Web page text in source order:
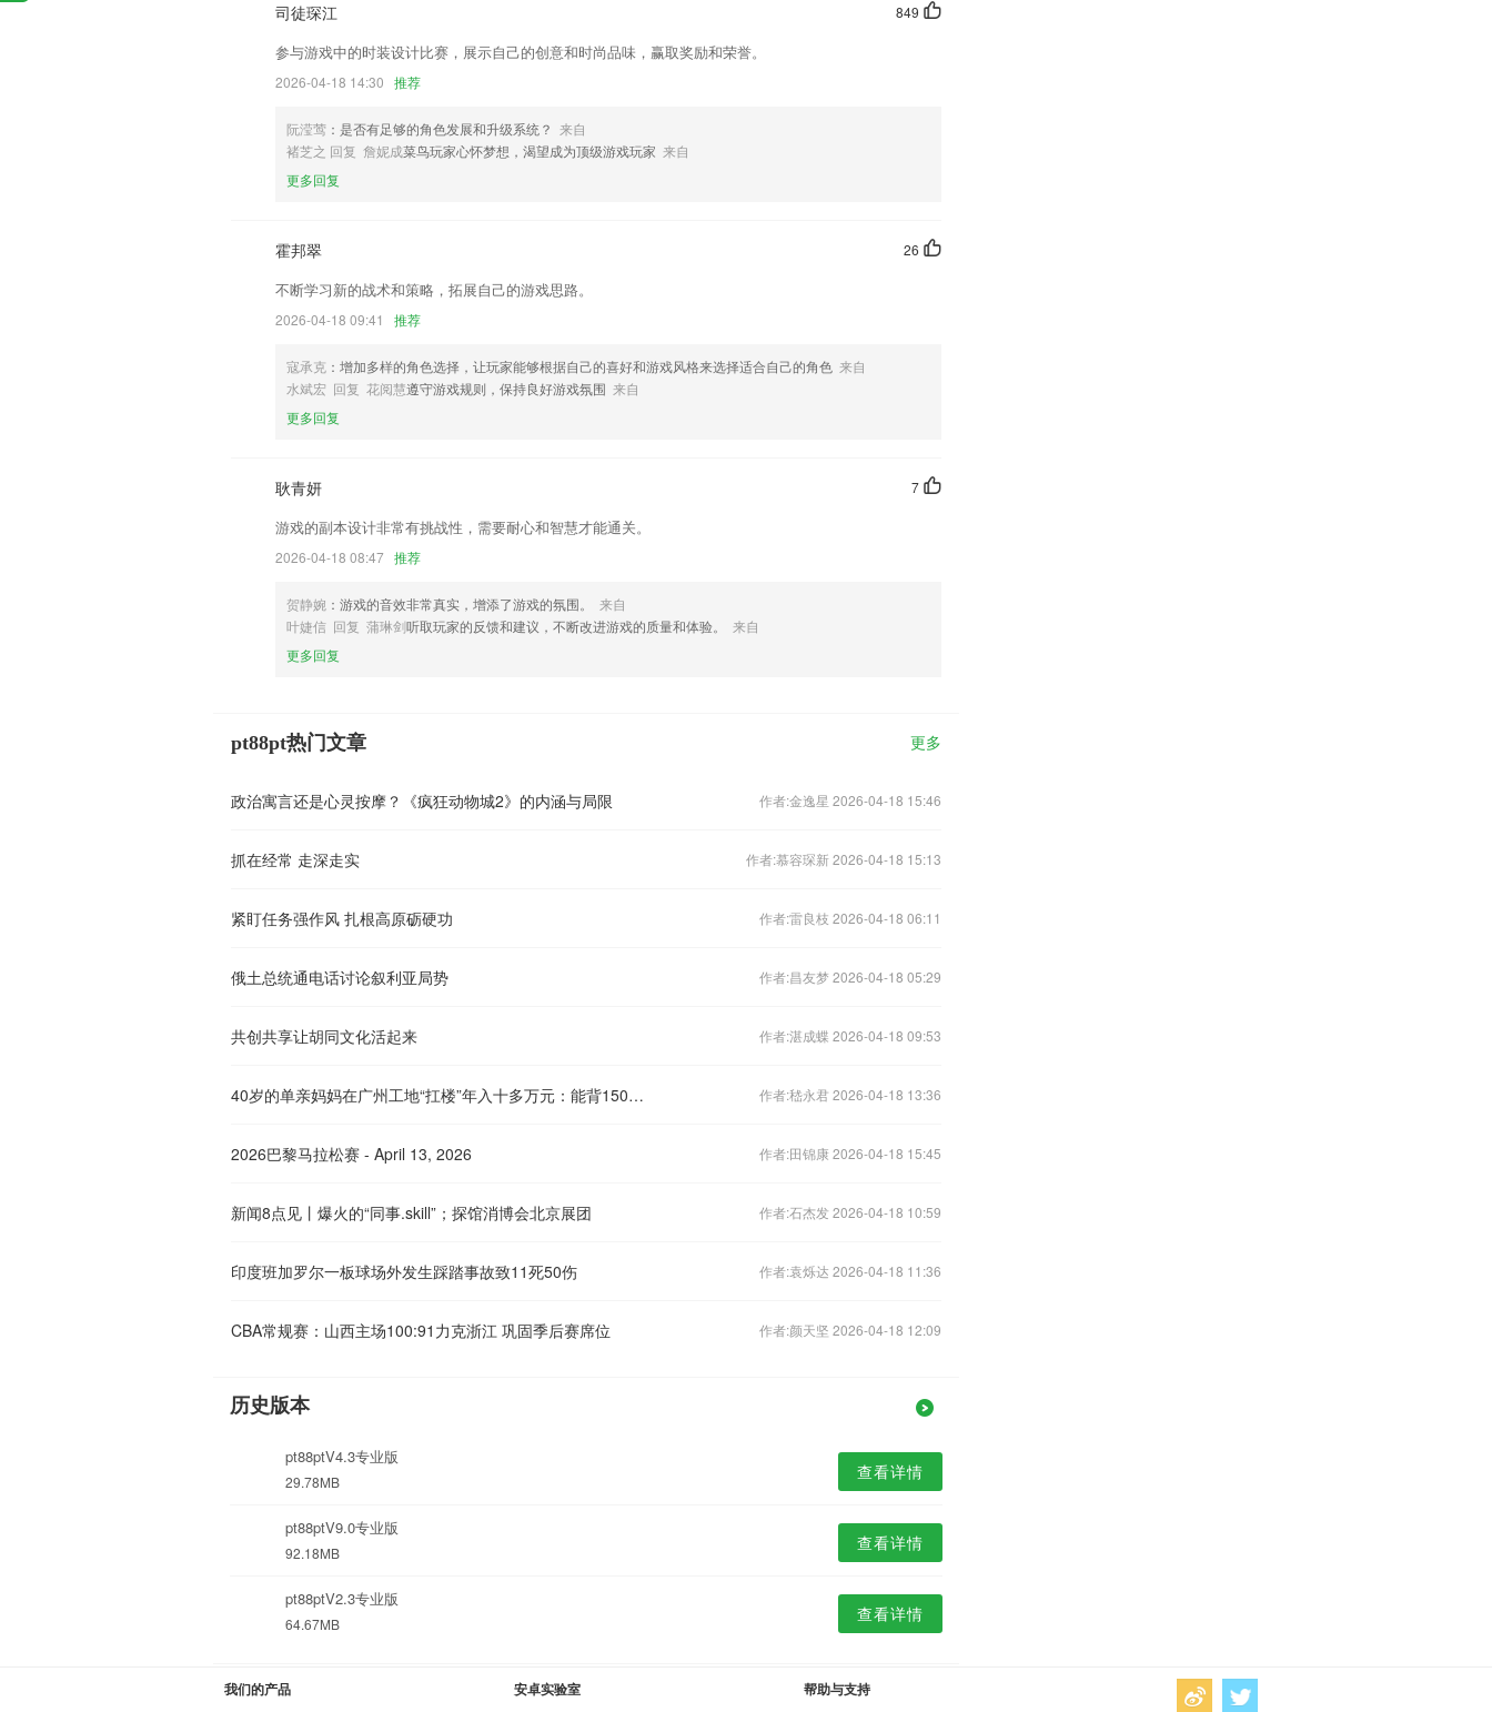
识别图片能力升级，沟通更高效
增加骁龙695
完善资料弹窗交互。
新增通票核销功能
联系我们
以上就是pt88pt的介绍，如果您喜欢这款软件，您可以到应用商店进行打分评论，说出您的使用经历，以帮助我
849
司徒琛江
参与游戏中的时装设计比赛，展示自己的创意和时尚品味，赢取奖励和荣誉。
2026-04-18 14:30 推荐
阮滢莺 ：是否有足够的角色发展和升级系统？ 来自
褚芝之 回复 詹妮成菜鸟玩家心怀梦想，渴望成为顶级游戏玩家 来自
更多回复
26
霍邦翠
不断学习新的战术和策略，拓展自己的游戏思路。
2026-04-18 09:41 推荐
寇承克 ：增加多样的角色选择，让玩家能够根据自己的喜好和游戏风格来选择适合自己的角色 来自
水斌宏 回复 花阅慧遵守游戏规则，保持良好游戏氛围 来自
更多回复
7
耿青妍
游戏的副本设计非常有挑战性，需要耐心和智慧才能通关。
2026-04-18 08:47 推荐
贺静婉 ：游戏的音效非常真实，增添了游戏的氛围。
来自
叶婕信 回复 蒲琳剑听取玩家的反馈和建议，不断改进游戏的质量和体验。
来自
更多回复
pt88pt热门文章 更多
政治寓言还是心灵按摩？《疯狂动物城2》的内涵与局限 作者:金逸星 2026-04-18 15:46
抓在经常 走深走实 作者:慕容琛新 2026-04-18 15:13
紧盯任务强作风 扎根高原砺硬功 作者:雷良枝 2026-04-18 06:11
俄土总统通电话讨论叙利亚局势 作者:昌友梦 2026-04-18 05:29
共创共享让胡同文化活起来 作者:湛成蝶 2026-04-18 09:53
40岁的单亲妈妈在广州工地“扛楼”年入十多万元：能背150斤水泥 作者:嵇永君 2026-04-18 13:36
2026巴黎马拉松赛 - April 13, 2026 作者:田锦康 2026-04-18 15:45
新闻8点见丨爆火的“同事.skill”；探馆消博会北京展团 作者:石杰发 2026-04-18 10:59
印度班加罗尔一板球场外发生踩踏事故致11死50伤 作者:袁烁达 2026-04-18 11:36
CBA常规赛：山西主场100:91力克浙江 巩固季后赛席位 作者:颜天坚 2026-04-18 12:09
历史版本
pt88ptV4.3专业版
29.78MB 查看详情
pt88ptV9.0专业版
92.18MB 查看详情
pt88ptV2.3专业版
64.67MB 查看详情
我们的产品 安卓实验室 帮助与支持